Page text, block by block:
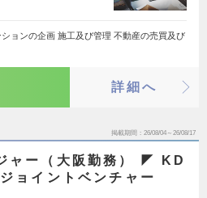
ョンの企画 施工及び管理 不動産の売買及び
詳細へ
掲載期間 26/08/04～26/08/17
ャー（大阪勤務） ◤ KD
ョイントベンチャー